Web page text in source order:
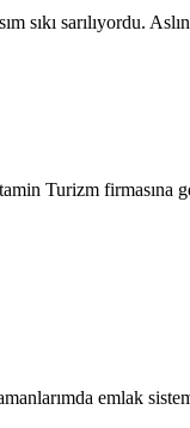
sarılıyordu.
Turizm firmasına
emlak